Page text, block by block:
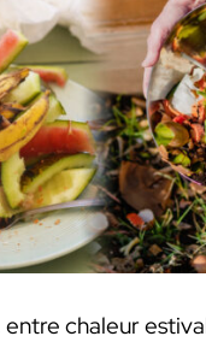
entre chaleur